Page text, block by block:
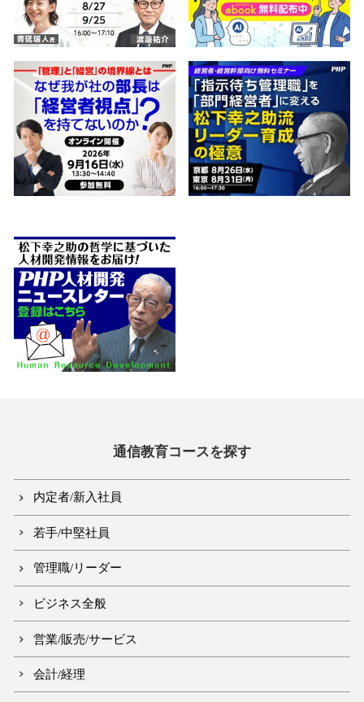
通信教育コースを探す
内定者/新入社員
若手/中堅社員
管理職/リーダー
ビジネス全般
営業/販売/サービス
会計/経理